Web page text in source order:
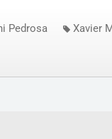
Pedrosa Xavier